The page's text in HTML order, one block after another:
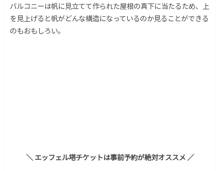
バルコニーは帆に見立てて作られた屋根の真下に当たるため、上
を見上げると帆がどんな構造になっているのか見ることができる
のもおもしろい。
＼ エッフェル塔チケットは事前予約が絶対オススメ ／